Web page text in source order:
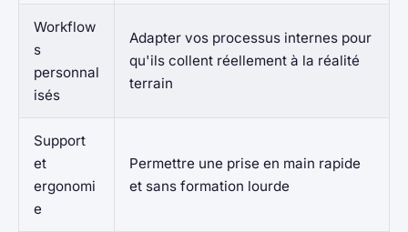
Workflow
s
personnal
isés
Adapter vos processus internes pour
qu'ils collent réellement à la réalité
terrain
Support
et
ergonomi
e
Permettre une prise en main rapide
et sans formation lourde